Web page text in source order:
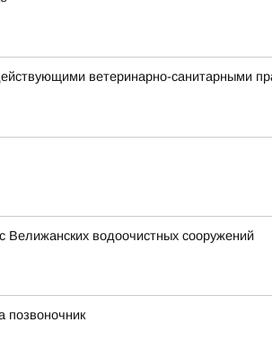
ветеринарно-санитарными
Велижанских водоочистных сооружений
позвоночник